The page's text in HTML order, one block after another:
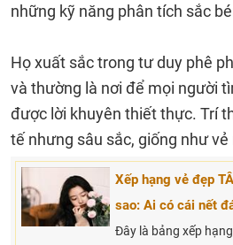
những kỹ năng phân tích sắc
Họ xuất sắc trong tư duy phê
và thường là nơi để mọi người
được lời khuyên thiết thực. Trí
tế nhưng sâu sắc, giống như vẻ
Xếp hạng vẻ đẹp
sao: Ai có cái nết
Đây là bảng xếp